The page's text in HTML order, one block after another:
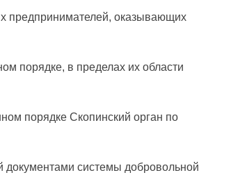
предпринимателей, оказывающих
порядке, в пределах их области
порядке Скопинский орган по
документами системы добровольной